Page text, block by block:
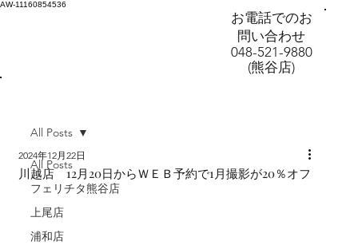
AW-11160854536
お電話でのお
問い合わせ
048-521-9880
(熊谷店)
All Posts
フェリチタ熊谷店
上尾店
浦和店
All Posts
川越店 12月20日からＷＥＢ予約で1月撮影が20％オフ
2024年12月22日